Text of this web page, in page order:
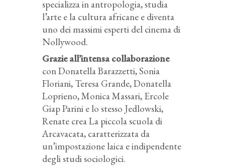
specializza in antropologia, studia
l’arte e la cultura africane e diventa
uno dei massimi esperti del cinema di
Nollywood.
Grazie all’intensa collaborazione
con Donatella Barazzetti, Sonia
Floriani, Teresa Grande, Donatella
Loprieno, Monica Massari, Ercole
Giap Parini e lo stesso Jedlowski,
Renate crea La piccola scuola di
Arcavacata, caratterizzata da
un’impostazione laica e indipendente
degli studi sociologici.